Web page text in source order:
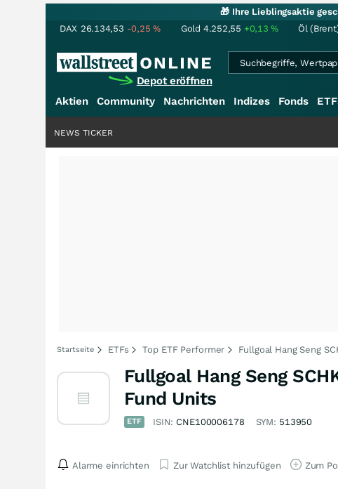
🎁 Ihre Lieblingsaktie
DAX 26.134,53 -0,25% Gold 4.252,55 +0,13% Öl
Depot eröffnen
Aktien Community Nachrichten Indizes Fonds
NEWS TICKER
Startseite ETFs Top ETF Performer Fullgoal Hang Seng
Fullgoal Hang Seng
Fund Units
ETF ISIN: CNE100006178 SYM: 513950
Alarme einrichten Zur Watchlist hinzufügen Zum